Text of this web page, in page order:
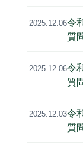
2025.12.06令
質
2025.12.06令
質
2025.12.03令
質